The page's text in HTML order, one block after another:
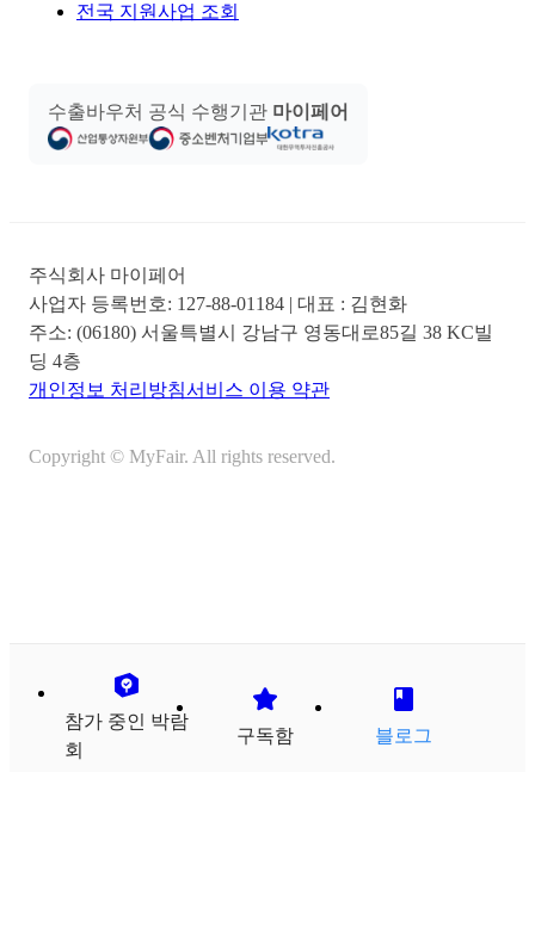
전국 지원사업 조회
수출바우처 공식 수행기관 마이페어
주식회사 마이페어
사업자 등록번호: 127-88-01184 | 대표 : 김현화
주소: (06180) 서울특별시 강남구 영동대로85길 38 KC빌
딩 4층
개인정보 처리방침서비스 이용 약관
Copyright © MyFair. All rights reserved.
참가 중인 박람
회
구독함 블로그